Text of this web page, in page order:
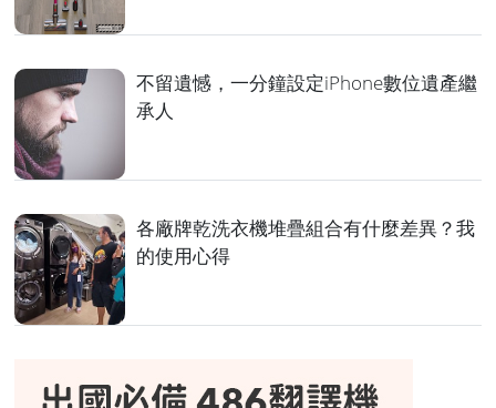
不留遺憾，一分鐘設定iPhone數位遺產繼
承人
各廠牌乾洗衣機堆疊組合有什麼差異？我
的使用心得